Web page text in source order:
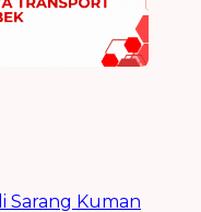
Sarang Kuman